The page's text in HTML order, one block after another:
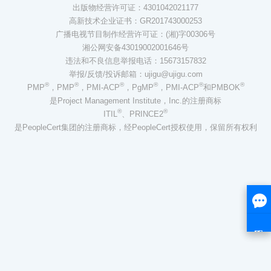
出版物经营许可证：4301042021177
高新技术企业证书：GR201743000253
广播电视节目制作经营许可证：(湘)字00306号
湘公网安备43019002001646号
违法和不良信息举报电话：15673157832
举报/反馈/投诉邮箱：ujigu@ujigu.com
PMP®，PMP®，PMI-ACP®，PgMP®，PMI-ACP®和PMBOK®
是Project Management Institute，Inc.的注册商标
ITIL®、PRINCE2®
是PeopleCert集团的注册商标，经PeopleCert授权使用，保留所有权利